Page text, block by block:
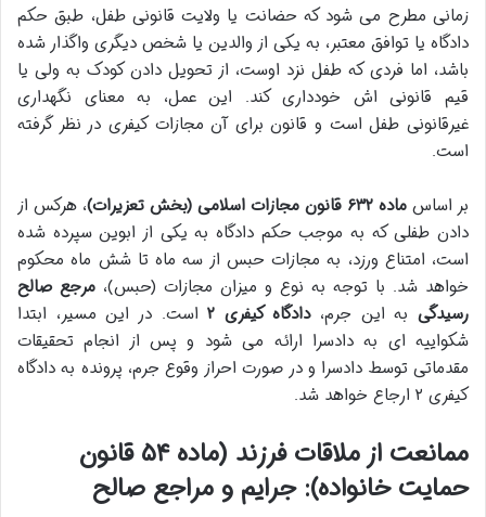
زمانی مطرح می شود که حضانت یا ولایت قانونی طفل، طبق حکم
دادگاه یا توافق معتبر، به یکی از والدین یا شخص دیگری واگذار شده
باشد، اما فردی که طفل نزد اوست، از تحویل دادن کودک به ولی یا
قیم قانونی اش خودداری کند. این عمل، به معنای نگهداری
غیرقانونی طفل است و قانون برای آن مجازات کیفری در نظر گرفته
است.
بر اساس ماده ۶۳۲ قانون مجازات اسلامی (بخش تعزیرات)
، هرکس از
دادن طفلی که به موجب حکم دادگاه به یکی از ابوین سپرده شده
است، امتناع ورزد، به مجازات حبس از سه ماه تا شش ماه محکوم
خواهد شد. با توجه به نوع و میزان مجازات (حبس)، مرجع صالح
رسیدگیبه این جرم،دادگاه کیفری ۲
است. در این مسیر، ابتدا
شکواییه ای به دادسرا ارائه می شود و پس از انجام تحقیقات
مقدماتی توسط دادسرا و در صورت احراز وقوع جرم، پرونده به دادگاه
کیفری ۲ ارجاع خواهد شد.
ممانعت از ملاقات فرزند (ماده ۵۴ قانون
حمایت خانواده): جرایم و مراجع صالح